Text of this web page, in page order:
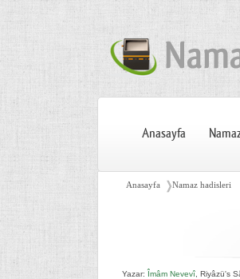
Anasayfa
Anasayfa ❭Namaz hadisleri
Yazar: Îmâm Nevevî , Riyâzü's